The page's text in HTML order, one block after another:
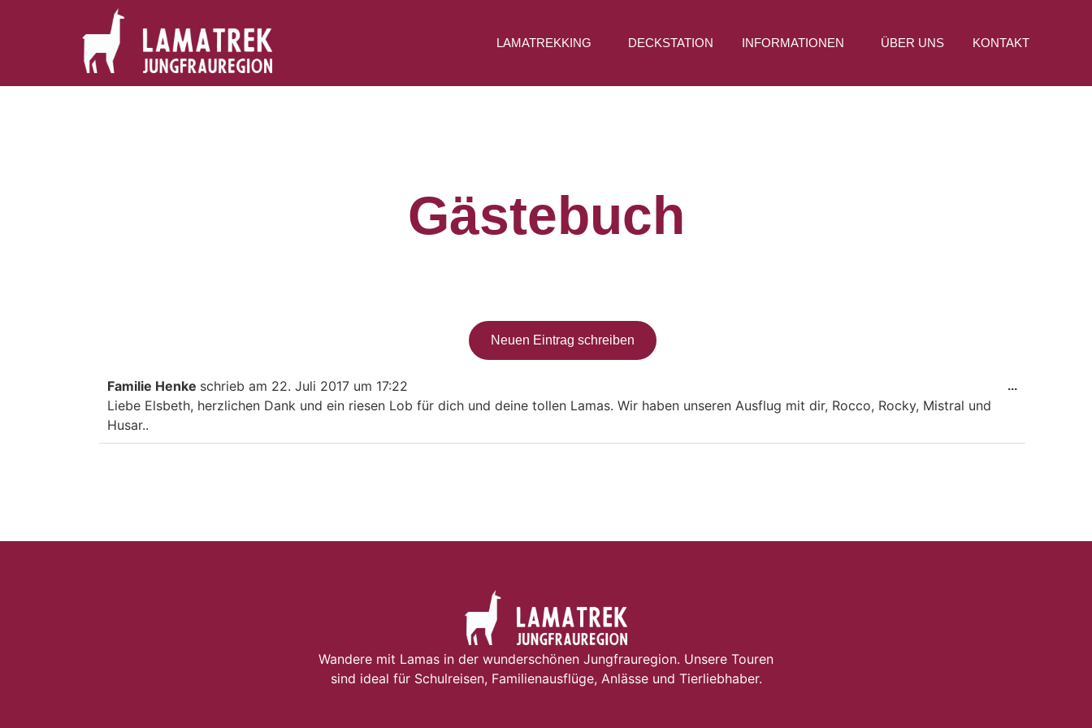
LAMATREKKING DECKSTATION INFORMATIONEN ÜBER UNS KONTAKT
Gästebuch
Familie Henke schrieb am 22. Juli 2017 um 17:22
Liebe Elsbeth, herzlichen Dank und ein riesen Lob für dich und deine tollen Lamas. Wir haben unseren Ausflug mit dir, Rocco, Rocky, Mistral und
Husar..
...
Wandere mit Lamas in der wunderschönen Jungfrauregion. Unsere Touren
sind ideal für Schulreisen, Familienausflüge, Anlässe und Tierliebhaber.